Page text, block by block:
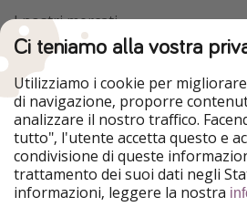
I nostri mercati
HolidayPirates
WakacyjniPiraci
Ferienpiraten
Urlaubspiraten
TravelPirates
Il nostro gruppo
HolidayPirates Group
Ci teniamo alla vostra
Utilizziamo i cookie per
di navigazione, proporre
analizzare il nostro traffico.
tutto", l'utente accetta questo e
condivisione di queste
trattamento dei suoi dati negli
informazioni, leggere la nostra